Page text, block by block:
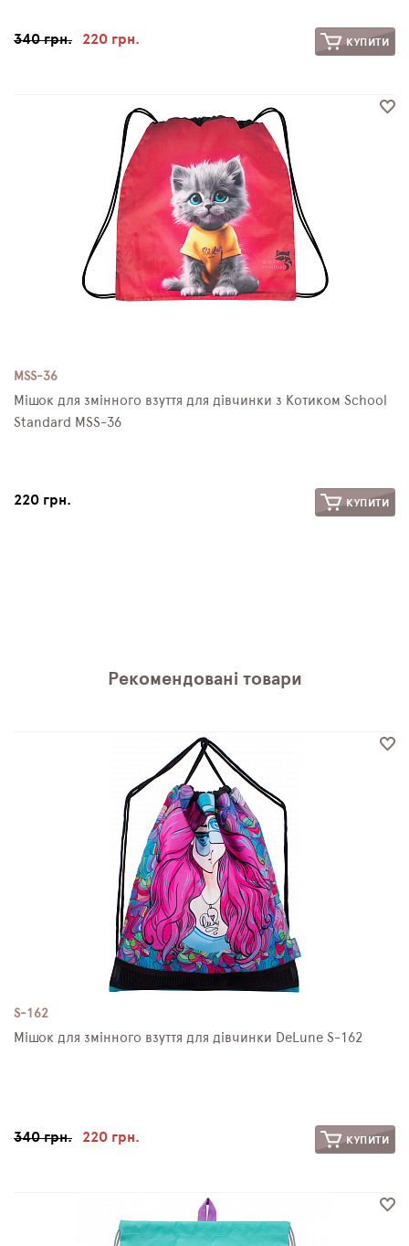
340 грн. 220 грн. КУПИТИ
MSS-36
Мішок для змінного взуття для дівчинки з Котиком School
Standard MSS-36
220 грн. КУПИТИ
Рекомендовані товари
S-162
Мішок для змінного взуття для дівчинки DeLune S-162
340 грн. 220 грн. КУПИТИ